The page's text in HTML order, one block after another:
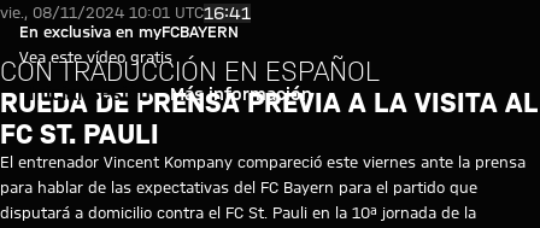
Vídeo: Rueda de prensa previa
Reproducir vídeo
En exclusiva en myFCBAYERN
Vea este vídeo gratis
Iniciar sesión Más información
vie., 08/11/2024 10:01 UTC16:41
CON TRADUCCIÓN EN ESPAÑOL
RUEDA DE PRENSA PREVIA A LA VISITA AL
FC ST. PAULI
El entrenador Vincent Kompany compareció este viernes ante la prensa
para hablar de las expectativas del FC Bayern para el partido que
disputará a domicilio contra el FC St. Pauli en la 10ª jornada de la